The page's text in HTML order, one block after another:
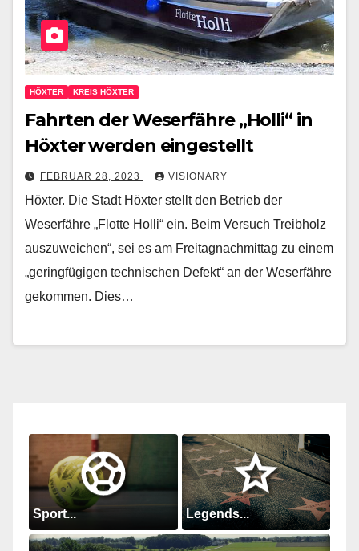
HÖXTER KREIS HÖXTER
Fahrten der Weserfähre „Holli“ in
Höxter werden eingestellt
FEBRUAR 28, 2023 VISIONARY
Höxter. Die Stadt Höxter stellt den Betrieb der
Weserfähre „Flotte Holli“ ein. Beim Versuch Treibholz
auszuweichen“, sei es am Freitagnachmittag zu einem
„geringfügigen technischen Defekt“ an der Weserfähre
gekommen. Dies…
Sport... Legends...